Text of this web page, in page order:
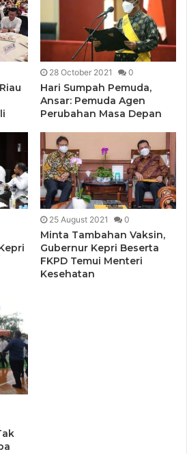
28 October 2021 0
Hari Sumpah Pemuda,
Ansar: Pemuda Agen
Perubahan Masa Depan
25 August 2021 0
Minta Tambahan Vaksin,
Gubernur Kepri Beserta
FKPD Temui Menteri
Kesehatan